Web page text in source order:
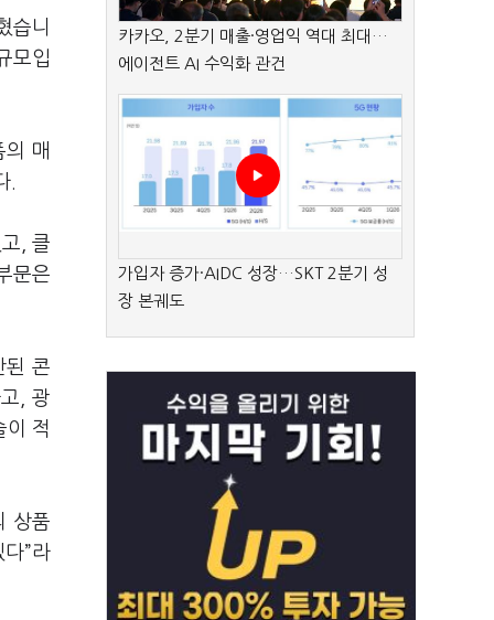
습니
모입
의 매
,클
문은
된 콘
,광
이 적
상품
다”라
카카오, 2분기 매출·영업익 역대 최대…
에이전트 AI 수익화 관건
가입자 증가·AIDC 성장…SKT 2분기 성
장 본궤도